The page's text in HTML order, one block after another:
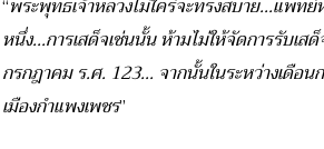
“พระพุทธเจ้าหลวงไม่ใคร่จะทรงสบาย...แพท
หนึ่ง...การเสด็จเช่นนั้น ห้ามไม่ให้จัดการรับเส
กรกฎาคม ร.ศ. 123... จากนั้นในระหว่างเดือ
เมืองกำแพงเพชร”